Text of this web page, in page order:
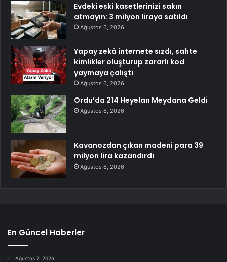
Evdeki eski kasetlerinizi sakın
atmayın: 3 milyon liraya satıldı
Ağustos 6, 2026
Yapay zekâ internete sızdı, sahte
kimlikler oluşturup zararlı kod
yaymaya çalıştı
Ağustos 6, 2026
Ordu’da 214 Heyelan Meydana Geldi
Ağustos 6, 2026
Kavanozdan çıkan madeni para 39
milyon lira kazandırdı
Ağustos 6, 2026
En Güncel Haberler
Ağustos 7, 2026